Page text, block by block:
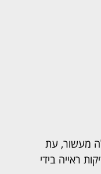
מעשור, עת
ראייה בידי